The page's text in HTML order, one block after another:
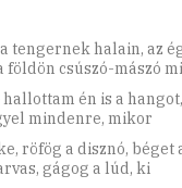
tengernek halain, az
földön csúszó-mászó
én is a
mindenre, mikor
röfög a disznó, béget
gágog a lúd, ki